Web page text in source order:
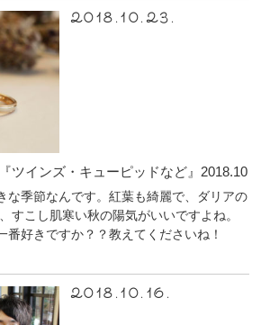
2018.10.23.
ツインズ・キューピッドなど』2018.10
な季節なんです。紅葉も綺麗で、ダリアの
すこし肌寒い秋の陽気がいいですよね。
番好きですか？？教えてくださいね！
2018.10.16.